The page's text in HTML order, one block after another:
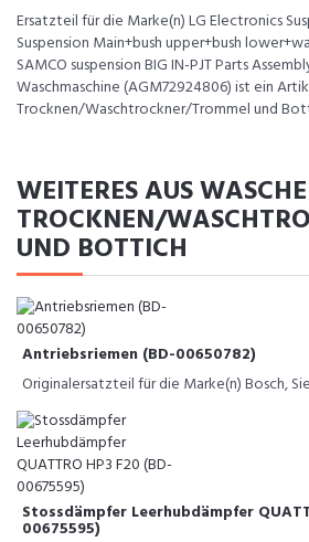
Ersatzteil für die Marke(n) LG Electronics
Suspension Main+bush upper+bush
SAMCO suspension BIG IN-PJT Parts
Waschmaschine (AGM72924806) ist ein
Trocknen/Waschtrockner/Trommel und
WEITERES AUS
TROCKNEN/
UND BOTTICH
Antriebsriemen (BD-00650782)
Originalersatzteil für die Marke(n) Bosch,
Stossdämpfer Leerhubdämpfer
00675595)